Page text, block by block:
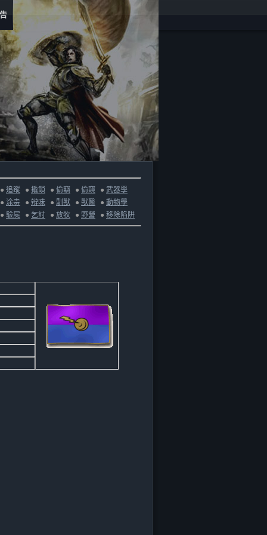
● 追蹤 ● 撬鎖 ● 偷竊 ● 偷窺 ● 武器學
● 涂毒 ● 辨味 ● 馴獸 ● 獸醫 ● 動物學
● 驗屍 ● 乞討 ● 放牧 ● 野營 ● 移除陷阱